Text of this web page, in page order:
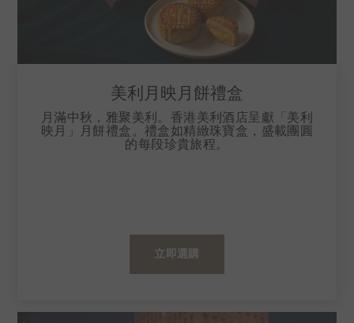
美利月映月餅禮盒
月滿中秋，雅聚美利。香港美利酒店呈獻「美利
映月」月餅禮盒。禮盒如精緻珠寶盒，盛載團圓
的每段珍貴旅程。
立即選購